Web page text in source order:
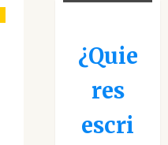
¿Quie
res
escri